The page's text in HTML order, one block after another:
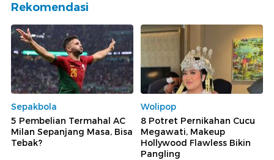
Rekomendasi
Sepakbola
5 Pembelian Termahal AC
Milan Sepanjang Masa, Bisa
Tebak?
Wolipop
8 Potret Pernikahan Cucu
Megawati, Makeup
Hollywood Flawless Bikin
Pangling